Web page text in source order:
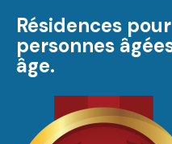
Résidences
personnes
âge.